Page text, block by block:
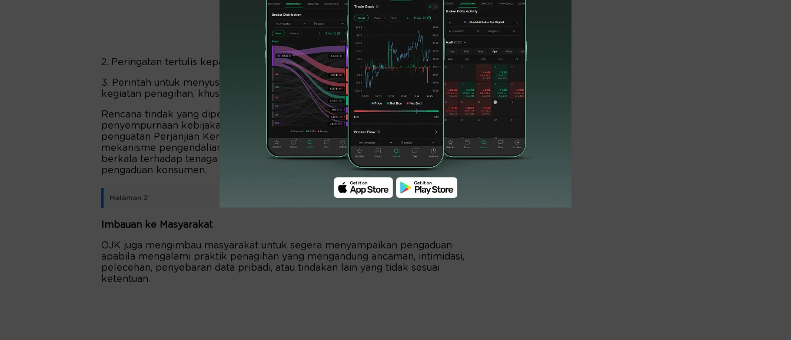
2. Peringatan tertulis kepada Direktur Utama Indosaku; dan
3. Perintah untuk menyusun dan melaksanakan rencana tindak perbaikan
kegiatan penagihan, khususnya yang dilakukan melalui pihak ketiga.
Rencana tindak yang diperintahkan OJK wajib mencakup perbaikan dan
penyempurnaan kebijakan serta prosedur penagihan, evaluasi menyeluruh dan
penguatan Perjanjian Kerja Sama (PKS) dengan pihak ketiga, penyempurnaan
mekanisme pengendalian kualitas, serta penguatan pelatihan dan evaluasi
berkala terhadap tenaga penagihan, termasuk mekanisme penanganan
pengaduan konsumen.
Halaman 2
Imbauan ke Masyarakat
OJK juga mengimbau masyarakat untuk segera menyampaikan pengaduan
apabila mengalami praktik penagihan yang mengandung ancaman, intimidasi,
pelecehan, penyebaran data pribadi, atau tindakan lain yang tidak sesuai
ketentuan.